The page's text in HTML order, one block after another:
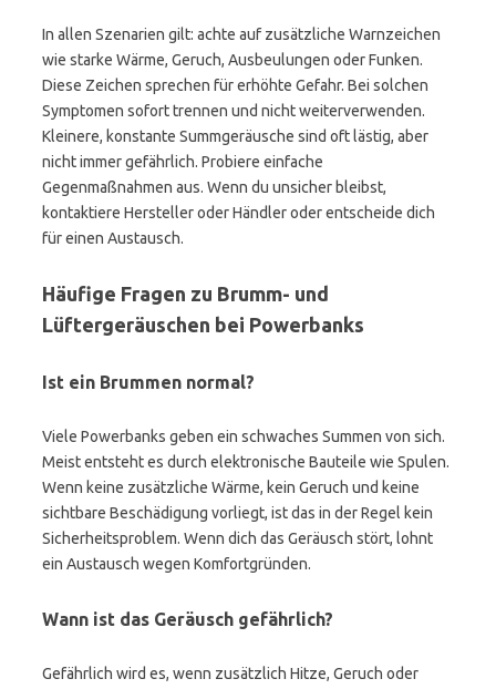
In allen Szenarien gilt: achte auf zusätzliche Warnzeichen
wie starke Wärme, Geruch, Ausbeulungen oder Funken.
Diese Zeichen sprechen für erhöhte Gefahr. Bei solchen
Symptomen sofort trennen und nicht weiterverwenden.
Kleinere, konstante Summgeräusche sind oft lästig, aber
nicht immer gefährlich. Probiere einfache
Gegenmaßnahmen aus. Wenn du unsicher bleibst,
kontaktiere Hersteller oder Händler oder entscheide dich
für einen Austausch.
Häufige Fragen zu Brumm- und
Lüftergeräuschen bei Powerbanks
Ist ein Brummen normal?
Viele Powerbanks geben ein schwaches Summen von sich.
Meist entsteht es durch elektronische Bauteile wie Spulen.
Wenn keine zusätzliche Wärme, kein Geruch und keine
sichtbare Beschädigung vorliegt, ist das in der Regel kein
Sicherheitsproblem. Wenn dich das Geräusch stört, lohnt
ein Austausch wegen Komfortgründen.
Wann ist das Geräusch gefährlich?
Gefährlich wird es, wenn zusätzlich Hitze, Geruch oder